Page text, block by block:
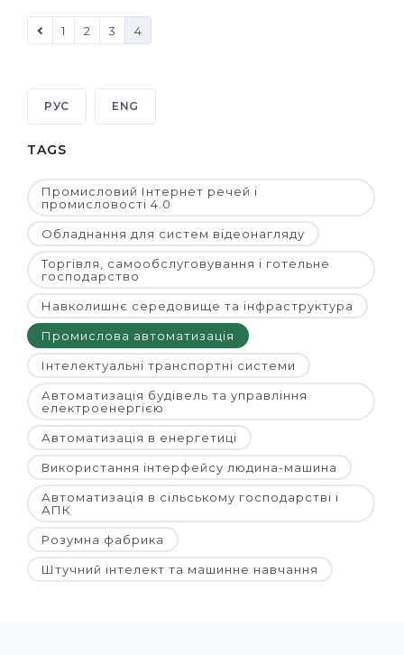
1 2 3 4
РУС ENG
TAGS
Промисловий Інтернет речей і
промисловості 4.0
Обладнання для систем відеонагляду
Торгівля, самообслуговування і готельне
господарство
Навколишнє середовище та інфраструктура
Промислова автоматизація
Інтелектуальні транспортні системи
Автоматизація будівель та управління
електроенергією
Автоматизація в енергетиці
Використання інтерфейсу людина-машина
Автоматизація в сільському господарстві і
АПК
Розумна фабрика
Штучний інтелект та машинне навчання